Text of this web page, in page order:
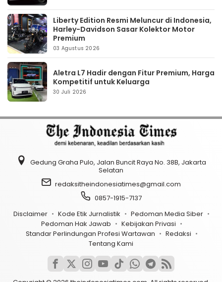
Liberty Edition Resmi Meluncur di Indonesia,
Harley-Davidson Sasar Kolektor Motor
Premium
03 Agustus 2026
Aletra L7 Hadir dengan Fitur Premium, Harga
Kompetitif untuk Keluarga
30 Juli 2026
Gedung Graha Pulo, Jalan Buncit Raya No. 38B, Jakarta
Selatan
redaksitheindonesiatimes@gmail.com
0857-1915-7137
Disclaimer
Kode Etik Jurnalistik
Pedoman Media Siber
Pedoman Hak Jawab
Kebijakan Privasi
Standar Perlindungan Profesi Wartawan
Redaksi
Tentang Kami